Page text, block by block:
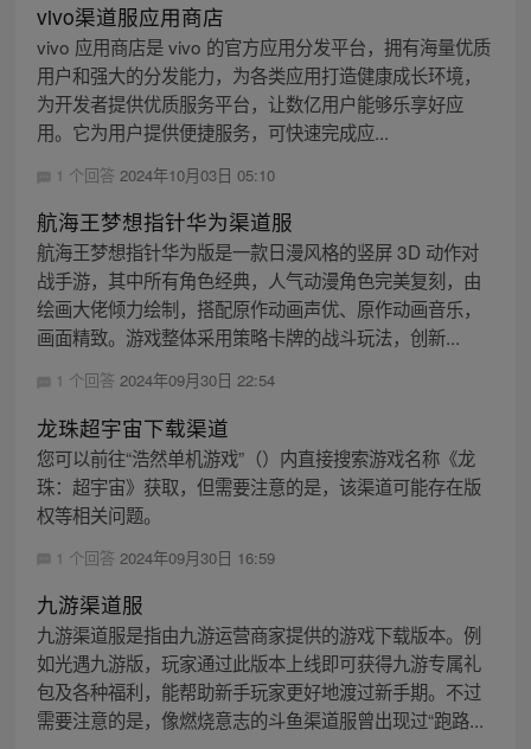
vivo渠道服应用商店
vivo 应用商店是 vivo 的官方应用分发平台，拥有海量优质
用户和强大的分发能力，为各类应用打造健康成长环境，
为开发者提供优质服务平台，让数亿用户能够乐享好应
用。它为用户提供便捷服务，可快速完成应...
1 个回答 2024年10月03日 05:10
航海王梦想指针华为渠道服
航海王梦想指针华为版是一款日漫风格的竖屏 3D 动作对
战手游，其中所有角色经典，人气动漫角色完美复刻，由
绘画大佬倾力绘制，搭配原作动画声优、原作动画音乐，
画面精致。游戏整体采用策略卡牌的战斗玩法，创新...
1 个回答 2024年09月30日 22:54
龙珠超宇宙下载渠道
您可以前往“浩然单机游戏”（）内直接搜索游戏名称《龙
珠：超宇宙》获取，但需要注意的是，该渠道可能存在版
权等相关问题。
1 个回答 2024年09月30日 16:59
九游渠道服
九游渠道服是指由九游运营商家提供的游戏下载版本。例
如光遇九游版，玩家通过此版本上线即可获得九游专属礼
包及各种福利，能帮助新手玩家更好地渡过新手期。不过
需要注意的是，像燃烧意志的斗鱼渠道服曾出现过“跑路...